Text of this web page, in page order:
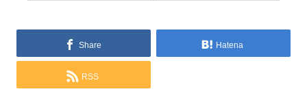
Share Hatena
RSS